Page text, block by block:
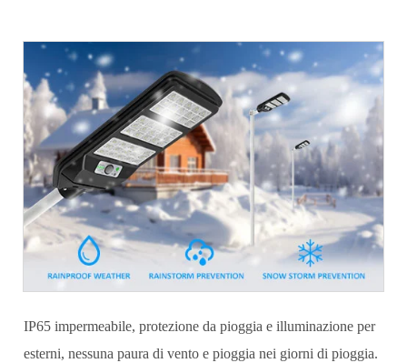
IP65 impermeabile, protezione da pioggia e illuminazione per
esterni, nessuna paura di vento e pioggia nei giorni di pioggia.